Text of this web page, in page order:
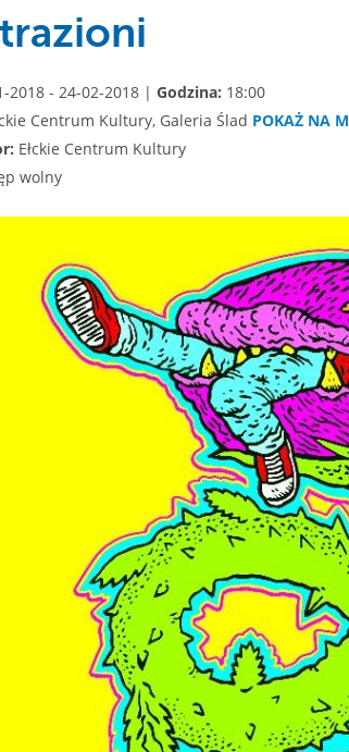
2018 - 24-02-2018 | Godzina: 18:00
Centrum Kultury, Galeria Ślad POKAŻ NA
Ełckie Centrum Kultury
wolny